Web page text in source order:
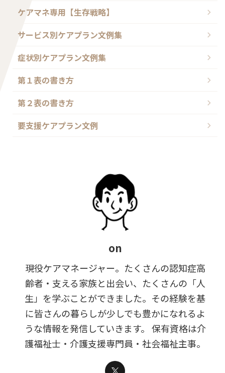
ケアマネ専用【生存戦略】
サービス別ケアプラン文例集
症状別ケアプラン文例集
第１表の書き方
第２表の書き方
要支援ケアプラン文例
on
現役ケアマネージャー。たくさんの認知症高
齢者・支える家族と出会い、たくさんの「人
生」を学ぶことができました。その経験を基
に皆さんの暮らしが少しでも豊かになれるよ
うな情報を発信していきます。 保有資格は介
護福祉士・介護支援専門員・社会福祉主事。